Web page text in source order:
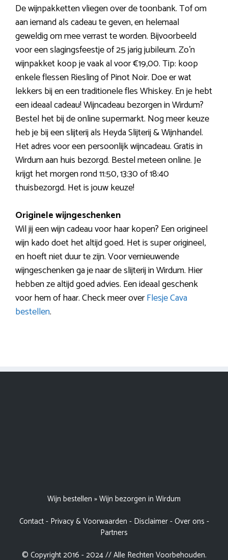
De wijnpakketten vliegen over de toonbank. Tof om
aan iemand als cadeau te geven, en helemaal
geweldig om mee verrast te worden. Bijvoorbeeld
voor een slagingsfeestje of 25 jarig jubileum. Zo’n
wijnpakket koop je vaak al voor €19,00. Tip: koop
enkele flessen Riesling of Pinot Noir. Doe er wat
lekkers bij en een traditionele fles Whiskey. En je hebt
een ideaal cadeau! Wijncadeau bezorgen in Wirdum?
Bestel het bij de online supermarkt. Nog meer keuze
heb je bij een slijterij als Heyda Slijterij & Wijnhandel.
Het adres voor een persoonlijk wijncadeau. Gratis in
Wirdum aan huis bezorgd. Bestel meteen online. Je
krijgt het morgen rond 11:50, 13:30 of 18:40
thuisbezorgd. Het is jouw keuze!
Originele wijngeschenken
Wil jij een wijn cadeau voor haar kopen? Een origineel
wijn kado doet het altijd goed. Het is super origineel,
en hoeft niet duur te zijn. Voor vernieuwende
wijngeschenken ga je naar de slijterij in Wirdum. Hier
hebben ze altijd goed advies. Een ideaal geschenk
voor hem of haar. Check meer overFlesje Cava
bestellen.
Wijn bestellen »Wijn bezorgen in Wirdum
Contact- Privacy & Voorwaarden - Disclaimer-Over ons -
Partners
© Copyright 2016 - 2024 // Alle Rechten Voorbehouden.